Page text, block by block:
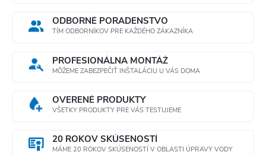
ODBORNÉ PORADENSTVO
TÍM ODBORNÍKOV PRE KAŽDÉHO ZÁKAZNÍKA
PROFESIONÁLNA MONTÁŽ
MÔŽEME ZABEZPEČIŤ INŠTALÁCIU U VÁS DOMA
OVERENÉ PRODUKTY
VŠETKY PRODUKTY PRE VÁS TESTUJEME
20 ROKOV SKÚSENOSTÍ
MÁME 20 ROKOV SKÚSENOSTÍ V OBLASTI ÚPRAVY VODY